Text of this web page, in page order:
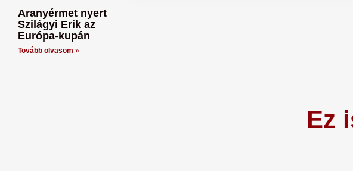
Aranyérmet nyert
Szilágyi Erik az
Európa-kupán
Tovább olvasom »
Ez